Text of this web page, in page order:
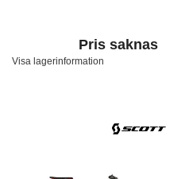
Pris saknas
Visa lagerinformation